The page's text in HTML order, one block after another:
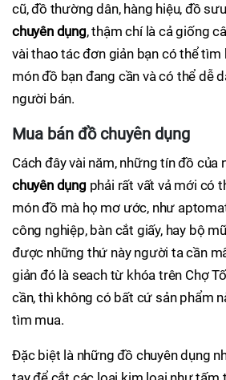
cũ, đồ thường dân, hàng hiệu, đồ
chuyên dụng, thậm chí là cả giống
vài thao tác đơn giản bạn có thể tìm
món đồ bạn đang cần và có thể dễ
người bán.
Mua bán đồ chuyên dụng
Cách đây vài năm, những tín đồ của
chuyên dụng phải rất vất vả mới có
món đồ mà họ mơ ước, như
công nghiệp, bàn cắt giấy, hay bộ
được những thứ này người ta cần
giản đó là seach từ khóa trên Chợ
cần, thì không có bất cứ sản phẩm
tìm mua.
Đặc biệt là những đồ chuyên dụng